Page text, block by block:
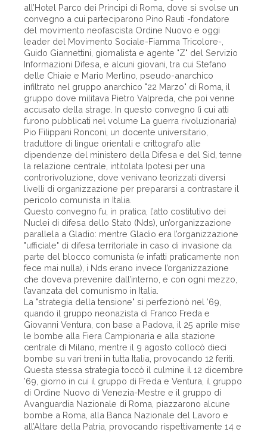
all’Hotel Parco dei Principi di Roma, dove si svolse un
convegno a cui parteciparono Pino Rauti -fondatore
del movimento neofascista Ordine Nuovo e oggi
leader del Movimento Sociale-Fiamma Tricolore-,
Guido Giannettini, giornalista e agente "Z" del Servizio
Informazioni Difesa, e alcuni giovani, tra cui Stefano
delle Chiaie e Mario Merlino, pseudo-anarchico
infiltrato nel gruppo anarchico "22 Marzo" di Roma, il
gruppo dove militava Pietro Valpreda, che poi venne
accusato della strage. In questo convegno (i cui atti
furono pubblicati nel volume La guerra rivoluzionaria)
Pio Filippani Ronconi, un docente universitario,
traduttore di lingue orientali e crittografo alle
dipendenze del ministero della Difesa e del Sid, tenne
la relazione centrale, intitolata Ipotesi per una
controrivoluzione, dove venivano teorizzati diversi
livelli di organizzazione per prepararsi a contrastare il
pericolo comunista in Italia.
Questo convegno fu, in pratica, l’atto costitutivo dei
Nuclei di difesa dello Stato (Nds), un’organizzazione
parallela a Gladio: mentre Gladio era l’organizzazione
"ufficiale" di difesa territoriale in caso di invasione da
parte del blocco comunista (e infatti praticamente non
fece mai nulla), i Nds erano invece l’organizzazione
che doveva prevenire dall’interno, e con ogni mezzo,
l’avanzata del comunismo in Italia.
La "strategia della tensione" si perfezionò nel ’69,
quando il gruppo neonazista di Franco Freda e
Giovanni Ventura, con base a Padova, il 25 aprile mise
le bombe alla Fiera Campionaria e alla stazione
centrale di Milano, mentre il 9 agosto collocò dieci
bombe su vari treni in tutta Italia, provocando 12 feriti.
Questa stessa strategia toccò il culmine il 12 dicembre
’69, giorno in cui il gruppo di Freda e Ventura, il gruppo
di Ordine Nuovo di Venezia-Mestre e il gruppo di
Avanguardia Nazionale di Roma, piazzarono alcune
bombe a Roma, alla Banca Nazionale del Lavoro e
all’Altare della Patria, provocando rispettivamente 14 e